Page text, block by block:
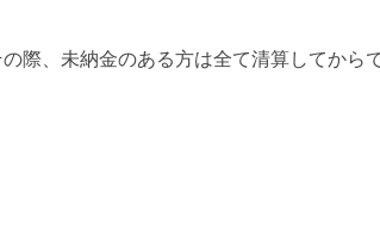
際、未納金のある方は全て清算してからで